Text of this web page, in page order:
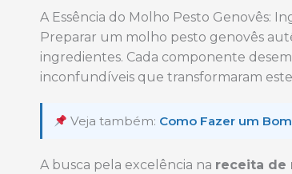
A Essência do Molho Pesto Genovês:
Preparar um molho pesto genovês
ingredientes. Cada componente
inconfundíveis que transformaram
Veja também: Como Fazer um
A busca pela excelência na receita de